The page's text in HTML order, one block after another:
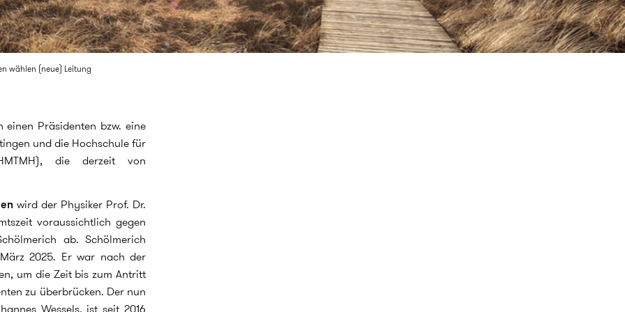
wählen (neue) Leitung
Präsidenten bzw. eine
und die Hochschule für
die derzeit von
wird der Physiker Prof. Dr.
voraussichtlich gegen
ab. Schölmerich
2025. Er war nach der
um die Zeit bis zum Antritt
zu überbrücken. Der nun
Wessels, ist seit 2016